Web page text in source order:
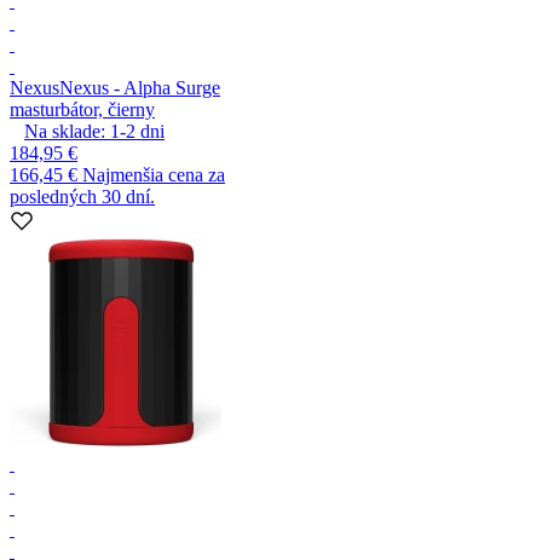
NexusNexus - Alpha Surge
masturbátor, čierny
Na sklade: 1-2 dni
184,95 €
166,45 € Najmenšia cena za
posledných 30 dní.